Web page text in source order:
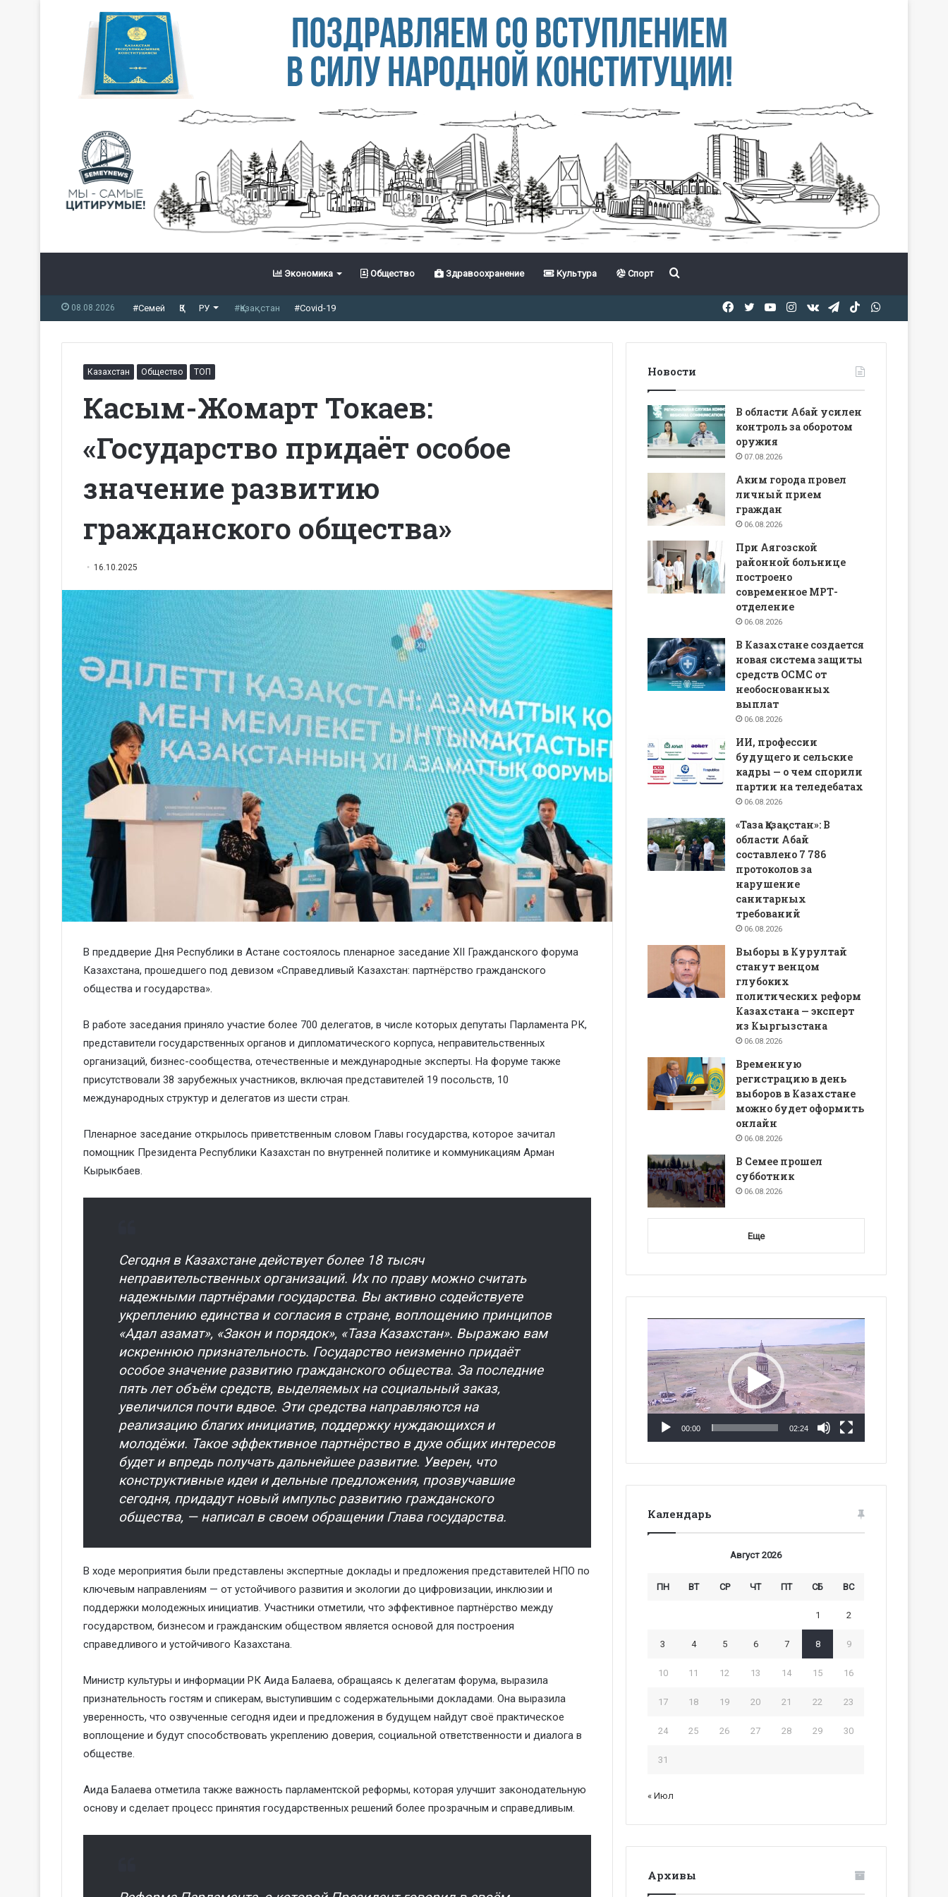
Экономика Общество Здравоохранение Культура Спорт Іздеу
08.08.2026 #Семей ҚЗ РУ #Қазақстан #Covid-19 TikTok
Telegram
vk.com
Instagram
YouTube
Twitter
Facebook
Казахстан Общество ТОП
Касым-Жомарт Токаев:
«Государство придаёт особое
значение развитию
гражданского общества»
16.10.2025
В преддверие Дня Республики в Астане состоялось пленарное заседание XII Гражданского форума
Казахстана, прошедшего под девизом «Справедливый Казахстан: партнёрство гражданского
общества и государства».
В работе заседания приняло участие более 700 делегатов, в числе которых депутаты Парламента РК,
представители государственных органов и дипломатического корпуса, неправительственных
организаций, бизнес-сообщества, отечественные и международные эксперты. На форуме также
присутствовали 38 зарубежных участников, включая представителей 19 посольств, 10
международных структур и делегатов из шести стран.
Пленарное заседание открылось приветственным словом Главы государства, которое зачитал
помощник Президента Республики Казахстан по внутренней политике и коммуникациям Арман
Кырыкбаев.
Сегодня в Казахстане действует более 18 тысяч
неправительственных организаций. Их по праву можно считать
надежными партнёрами государства. Вы активно содействуете
укреплению единства и согласия в стране, воплощению принципов
«Адал азамат», «Закон и порядок», «Таза Казахстан». Выражаю вам
искреннюю признательность. Государство неизменно придаёт
особое значение развитию гражданского общества. За последние
пять лет объём средств, выделяемых на социальный заказ,
увеличился почти вдвое. Эти средства направляются на
реализацию благих инициатив, поддержку нуждающихся и
молодёжи. Такое эффективное партнёрство в духе общих интересов
будет и впредь получать дальнейшее развитие. Уверен, что
конструктивные идеи и дельные предложения, прозвучавшие
сегодня, придадут новый импульс развитию гражданского
общества, — написал в своем обращении Глава государства.
В ходе мероприятия были представлены экспертные доклады и предложения представителей НПО по
ключевым направлениям — от устойчивого развития и экологии до цифровизации, инклюзии и
поддержки молодежных инициатив. Участники отметили, что эффективное партнёрство между
государством, бизнесом и гражданским обществом является основой для построения
справедливого и устойчивого Казахстана.
Министр культуры и информации РК Аида Балаева, обращаясь к делегатам форума, выразила
признательность гостям и спикерам, выступившим с содержательными докладами. Она выразила
уверенность, что озвученные сегодня идеи и предложения в будущем найдут своё практическое
воплощение и будут способствовать укреплению доверия, социальной ответственности и диалога в
обществе.
Аида Балаева отметила также важность парламентской реформы, которая улучшит законодательную
основу и сделает процесс принятия государственных решений более прозрачным и справедливым.
Новости
В области Абай усилен
контроль за оборотом
оружия
07.08.2026
Аким города провел
личный прием
граждан
06.08.2026
При Аягозской
районной больнице
построено
современное МРТ-
отделение
06.08.2026
В Казахстане создается
новая система защиты
средств ОСМС от
необоснованных
выплат
06.08.2026
ИИ, профессии
будущего и сельские
кадры — о чем спорили
партии на теледебатах
06.08.2026
«Таза Қазақстан»: В
области Абай
составлено 7 786
протоколов за
нарушение
санитарных
требований
06.08.2026
Выборы в Курултай
станут венцом
глубоких
политических реформ
Казахстана — эксперт
из Кыргызстана
06.08.2026
Временную
регистрацию в день
выборов в Казахстане
можно будет оформить
онлайн
06.08.2026
В Семее прошел
субботник
06.08.2026
Еще
00:00 02:24
Календарь
Август 2026
ПН ВТ СР ЧТ ПТ СБ ВС
1 2
3 4 5 6 7 8 9
10 11 12 13 14 15 16
17 18 19 20 21 22 23
24 25 26 27 28 29 30
31
« Июл
Архивы